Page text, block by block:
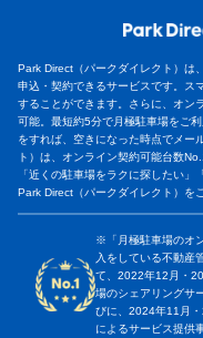
Park Direct（パークダイレクト）は
申込・契約できるサービスです。ス
することができます。さらに、オン
可能。最短約5分で月極駐車場をご
をすれば、空きになった時点でメー
ト）は、オンライン契約可能台数
「近くの駐車場をラクに探したい
Park Direct（パークダイレクト）を
※「月極駐車場のオ
入をしている不動産
て、2022年12月・
場のシェアリングサ
びに、2024年11月
によるサービス提供